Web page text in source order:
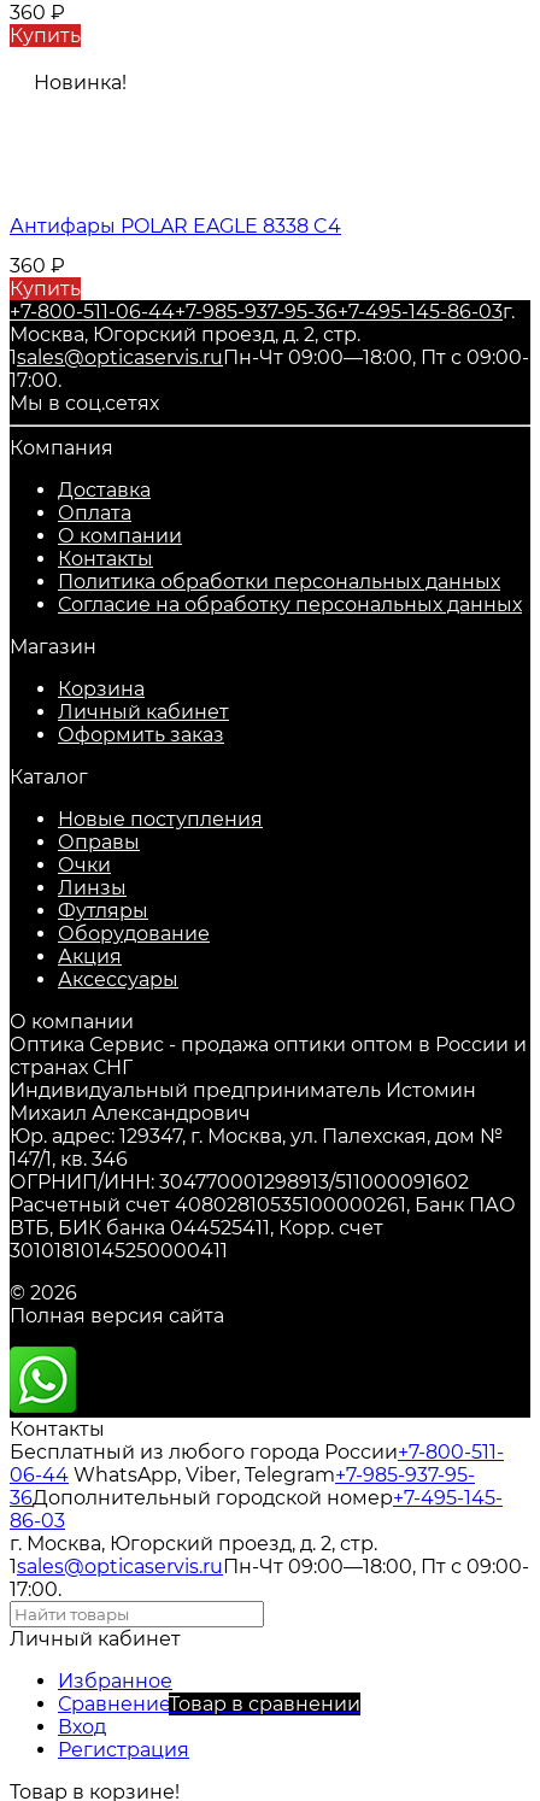
360 ₽
Купить
Новинка!
Антифары POLAR EAGLE 8338 C4
360 ₽
Купить
+7-800-511-06-44+7-985-937-95-36+7-495-145-86-03г.
Москва, Югорский проезд, д. 2, стр.
1sales@opticaservis.ruПн-Чт 09:00—18:00, Пт с 09:00-
17:00.
Мы в соц.сетях
Компания
Доставка
Оплата
О компании
Контакты
Политика обработки персональных данных
Согласие на обработку персональных данных
Магазин
Корзина
Личный кабинет
Оформить заказ
Каталог
Новые поступления
Оправы
Очки
Линзы
Футляры
Оборудование
Акция
Аксессуары
О компании
Оптика Сервис - продажа оптики оптом в России и
странах СНГ
Индивидуальный предприниматель Истомин
Михаил Александрович
Юр. адрес: 129347, г. Москва, ул. Палехская, дом №
147/1, кв. 346
ОГРНИП/ИНН: 304770001298913/511000091602
Расчетный счет 40802810535100000261, Банк ПАО
ВТБ, БИК банка 044525411, Корр. счет
30101810145250000411
© 2026
Полная версия сайта
Контакты
Бесплатный из любого города России+7-800-511-
06-44 WhatsApp, Viber, Telegram+7-985-937-95-
36Дополнительный городской номер+7-495-145-
86-03
г. Москва, Югорский проезд, д. 2, стр.
1sales@opticaservis.ruПн-Чт 09:00—18:00, Пт с 09:00-
17:00.
Личный кабинет
Избранное
СравнениеТовар в сравнении
Вход
Регистрация
Товар в корзине!